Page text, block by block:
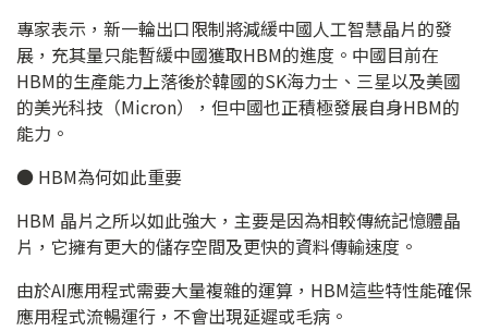
專家表示，新一輪出口限制將減緩中國人工智慧晶片的發
展，充其量只能暫緩中國獲取HBM的進度。中國目前在
HBM的生產能力上落後於韓國的SK海力士、三星以及美國
的美光科技（Micron），但中國也正積極發展自身HBM的
能力。
● HBM為何如此重要
HBM 晶片之所以如此強大，主要是因為相較傳統記憶體晶
片，它擁有更大的儲存空間及更快的資料傳輸速度。
由於AI應用程式需要大量複雜的運算，HBM這些特性能確保
應用程式流暢運行，不會出現延遲或毛病。